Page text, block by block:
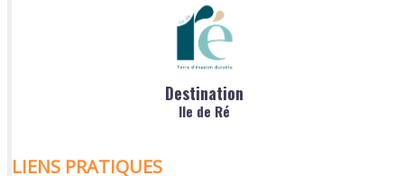
Destination
Ile de Ré
LIENS PRATIQUES